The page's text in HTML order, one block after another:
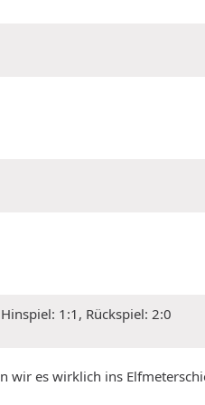
1:1, Rückspiel: 2:0
wir es wirklich ins